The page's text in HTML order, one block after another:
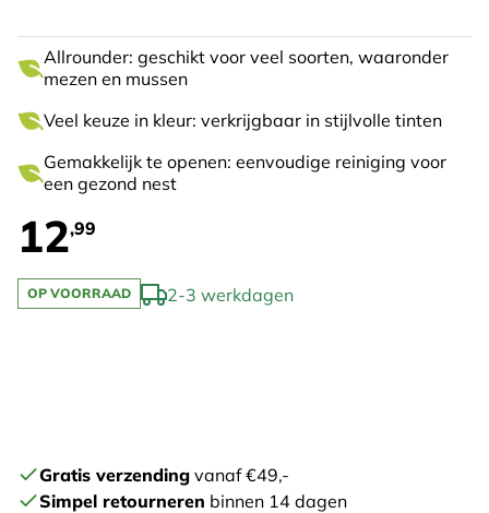
Allrounder: geschikt voor veel soorten, waaronder
mezen en mussen
Veel keuze in kleur: verkrijgbaar in stijlvolle tinten
Gemakkelijk te openen: eenvoudige reiniging voor
een gezond nest
12,99
OP VOORRAAD 2-3 werkdagen
Gratis verzending vanaf €49,-
Simpel retourneren binnen 14 dagen